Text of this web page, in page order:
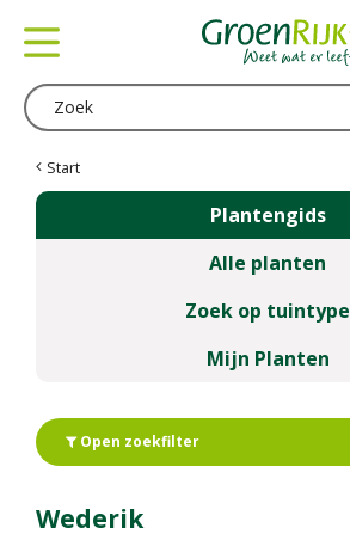
Start
Plantengids
Alle planten
Zoek op tuintype
Mijn Planten
Open zoekfilter
Wederik